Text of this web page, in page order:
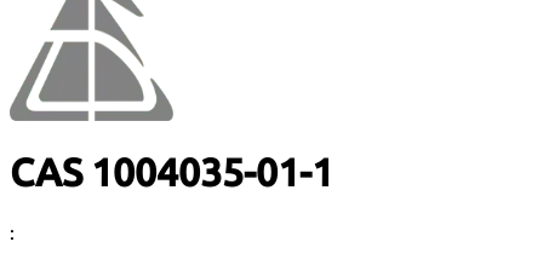
CAS 1004035-01-1
: